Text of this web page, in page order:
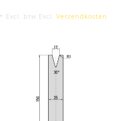
* Excl. btw Excl. Verzendkosten